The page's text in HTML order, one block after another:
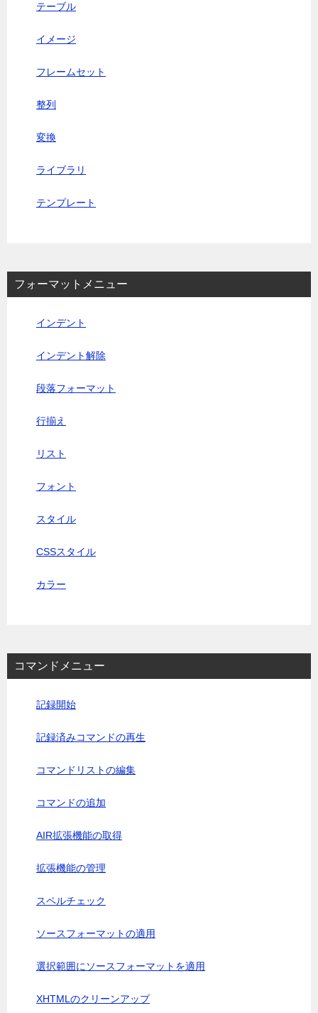
テーブル
イメージ
フレームセット
整列
変換
ライブラリ
テンプレート
フォーマットメニュー
インデント
インデント解除
段落フォーマット
行揃え
リスト
フォント
スタイル
CSSスタイル
カラー
コマンドメニュー
記録開始
記録済みコマンドの再生
コマンドリストの編集
コマンドの追加
AIR拡張機能の取得
拡張機能の管理
スペルチェック
ソースフォーマットの適用
選択範囲にソースフォーマットを適用
XHTMLのクリーンアップ